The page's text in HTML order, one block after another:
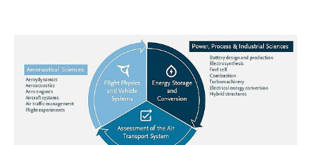
SE²A Nachwuchswissenschaftler:innen
Ansprechpersonen